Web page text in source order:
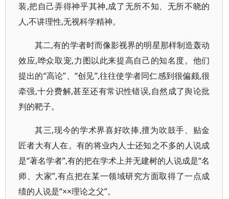
装,把自己弄得神乎其神,成了无所不知、无所不晓的
人,不讲理性,无视科学精神。
其二,有的学者时而像影视界的明星那样制造轰动
效应,哗众取宠,力图以此来提高自己的知名度。他们
提出的“高论”、“创见”,往往使学者同仁感到很偏颇,很
牵强,十分费解,甚至还有常识性错误,自然成了舆论批
判的靶子。
其三,现今的学术界喜好吹捧,擅为吹鼓手、贴金
匠者大有人在。有的将业内人士还知之不多的人说成
是“著名学者”,有的把在学术上并无建树的人说成是“名
师、大家”,有点把在某一领域研究方面取得了一点成
绩的人说是“××理论之父”。